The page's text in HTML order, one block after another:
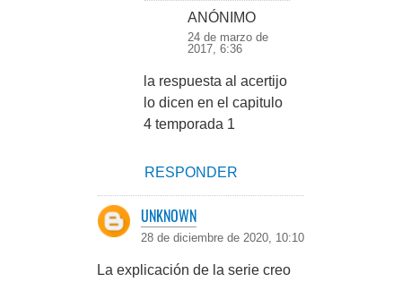
ANÓNIMO
24 de marzo de
2017, 6:36
la respuesta al acertijo
lo dicen en el capitulo
4 temporada 1
RESPONDER
UNKNOWN
28 de diciembre de 2020, 10:10
La explicación de la serie creo